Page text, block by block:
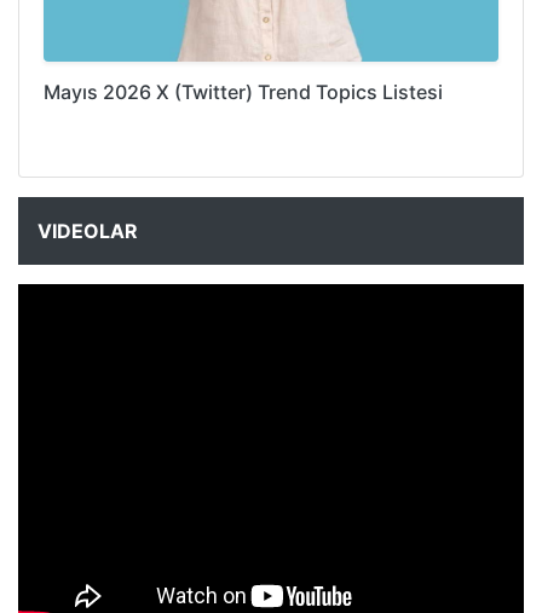
Mayıs 2026 X (Twitter) Trend Topics Listesi
VIDEOLAR
NYXmag 2. Yaş Kutlama Etkinliği